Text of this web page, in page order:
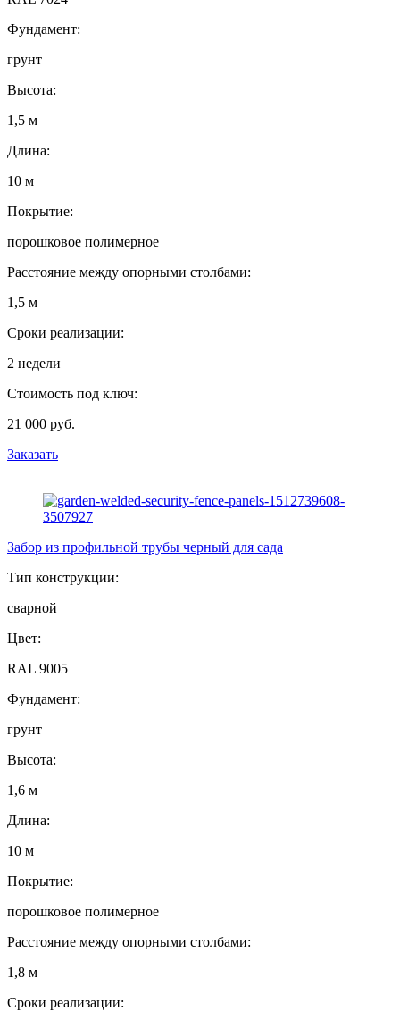
Фундамент:
грунт
Высота:
1,5 м
Длина:
10 м
Покрытие:
порошковое полимерное
Расстояние между опорными столбами:
1,5 м
Сроки реализации:
2 недели
Стоимость под ключ:
21 000 руб.
Заказать
Забор из профильной трубы черный для сада
Тип конструкции:
сварной
Цвет:
RAL 9005
Фундамент:
грунт
Высота:
1,6 м
Длина:
10 м
Покрытие:
порошковое полимерное
Расстояние между опорными столбами:
1,8 м
Сроки реализации: